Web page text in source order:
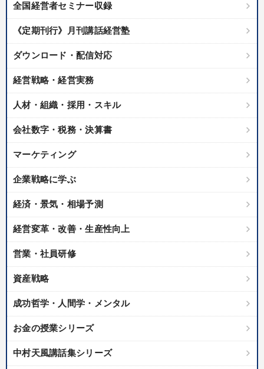
全国経営者セミナー収録
《定期刊行》月刊講話経営塾
ダウンロード・配信対応
経営戦略・経営実務
人材・組織・採用・スキル
会社数字・税務・決算書
マーケティング
企業戦略に学ぶ
経済・景気・相場予測
経営変革・改善・生産性向上
営業・社員研修
資産戦略
成功哲学・人間学・メンタル
お金の授業シリーズ
中村天風講話集シリーズ